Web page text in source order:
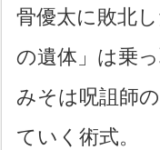
骨優太に敗北
の遺体」は乗
みそは呪詛師
ていく術式。